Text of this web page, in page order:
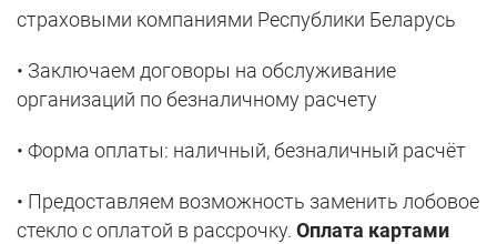
страховыми компаниями Республики Беларусь
• Заключаем договоры на обслуживание
организаций по безналичному расчету
• Форма оплаты: наличный, безналичный расчёт
• Предоставляем возможность заменить лобовое
стекло с оплатой в рассрочку. Оплата картами